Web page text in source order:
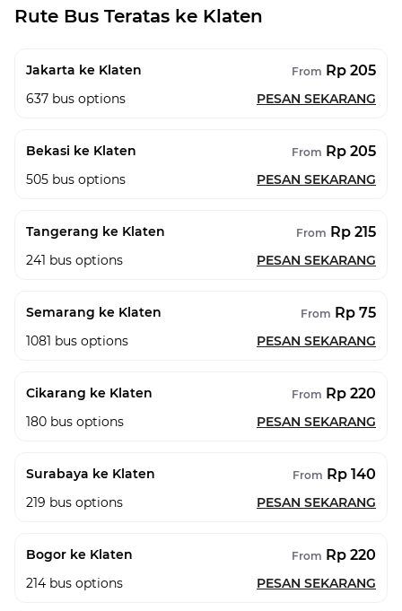
Rute Bus Teratas ke Klaten
Jakarta ke Klaten From Rp 205
637 bus options PESAN SEKARANG
Bekasi ke Klaten From Rp 205
505 bus options PESAN SEKARANG
Tangerang ke Klaten From Rp 215
241 bus options PESAN SEKARANG
Semarang ke Klaten From Rp 75
1081 bus options PESAN SEKARANG
Cikarang ke Klaten From Rp 220
180 bus options PESAN SEKARANG
Surabaya ke Klaten From Rp 140
219 bus options PESAN SEKARANG
Bogor ke Klaten From Rp 220
214 bus options PESAN SEKARANG